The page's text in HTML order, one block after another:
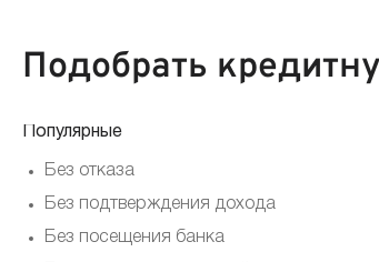
Подобрать
Популярные
Без отказа
Без подтверждения дохода
Без посещения банка